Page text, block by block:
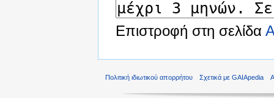
Επιστροφή στη σελίδα
Πολιτική ιδιωτικού απορρήτου Σχετικά με GAIApedia